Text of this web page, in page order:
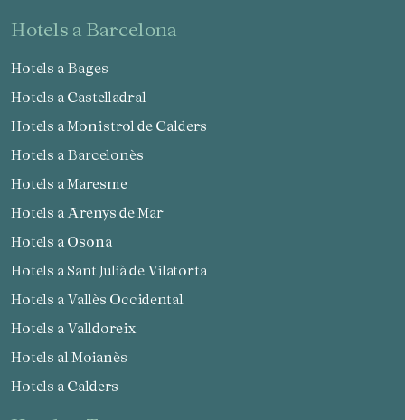
hotels a Barcelona
Hotels a Bages
Hotels a Castelladral
Hotels a Monistrol de Calders
Hotels a Barcelonès
Hotels a Maresme
Hotels a Arenys de Mar
Hotels a Osona
Hotels a Sant Julià de Vilatorta
Hotels a Vallès Occidental
Hotels a Valldoreix
Hotels al Moianès
Hotels a Calders